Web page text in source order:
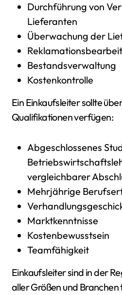
Durchführung von
Lieferanten
Überwachung der
Bestandsverwaltung
Kostenkontrolle
Ein Einkaufsleiter sollte
Qualifikationen verfügen:
Abgeschlossenes
vergleichbarer
Mehrjährige
Marktkenntnisse
Kostenbewusstsein
Teamfähigkeit
Einkaufsleiter sind in der
aller Größen und